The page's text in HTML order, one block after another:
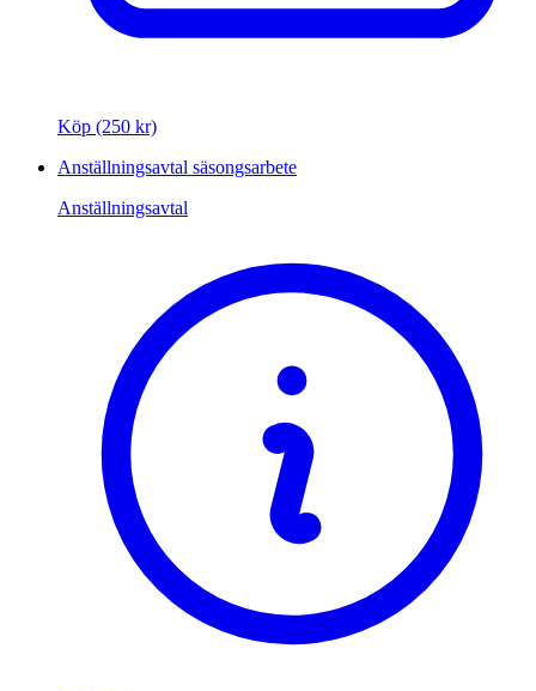
Köp (250 kr)
Anställningsavtal säsongsarbete
Anställningsavtal